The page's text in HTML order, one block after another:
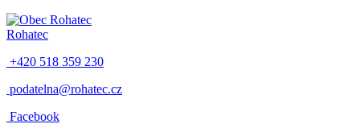
Rohatec
+420 518 359 230
podatelna@rohatec.cz
Facebook